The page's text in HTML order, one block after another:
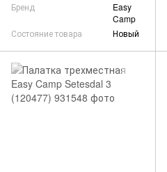
Бренд
Easy
Camp
Состояние товара
Новый